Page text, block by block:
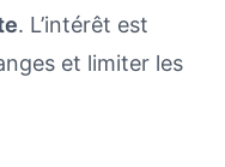
. L’intérêt est
et limiter les